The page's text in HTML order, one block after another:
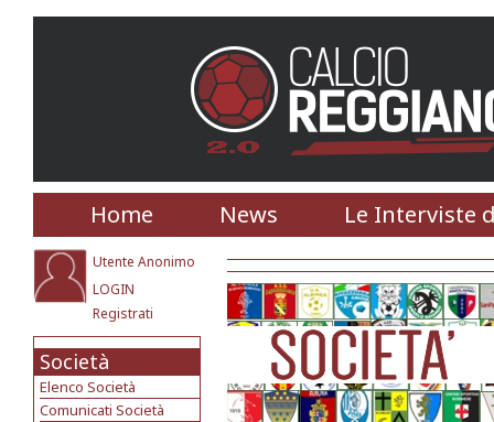
Home News Le Interviste
Utente Anonimo
LOGIN
Registrati
Società
Elenco Società
Comunicati Società